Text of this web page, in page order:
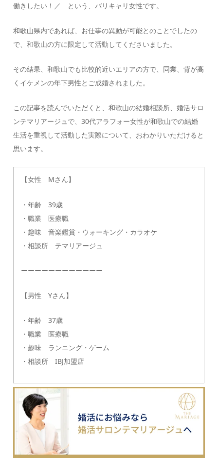
働きしたい！／ という、バリキャリ女性です。
和歌山県内であれば、お仕事の異動が可能とのことでしたの
で、和歌山の方に限定して活動してくださいました。
その結果、和歌山でも比較的近いエリアの方で、同業、背が高
くイケメンの年下男性とご成婚されました。
この記事を読んでいただくと、和歌山の結婚相談所、婚活サロ
ンテマリアージュで、30代アラフォー女性が和歌山での結婚
生活を重視して活動した実際について、おわかりいただけると
思います。
【女性 Mさん】
・年齢 39歳
・職業 医療職
・趣味 音楽鑑賞・ウォーキング・カラオケ
・相談所 テマリアージュ
ーーーーーーーーーーーー
【男性 Yさん】
・年齢 37歳
・職業 医療職
・趣味 ランニング・ゲーム
・相談所 IBJ加盟店